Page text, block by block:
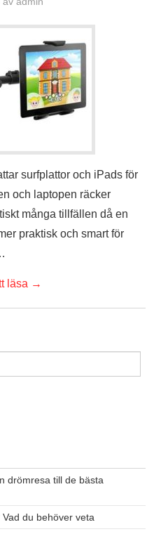
surfplattor och iPads för
och laptopen räcker
många tillfällen då en
praktisk och smart för
läsa →
drömresa till de bästa
du behöver veta